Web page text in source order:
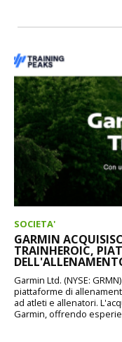
SOCIETA'
GARMIN
TRAINHEROIC,
Garmin Ltd. (NYSE:
piattaforme di
ad atleti e allenatori.
Garmin, offrendo